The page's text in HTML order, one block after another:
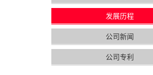
发展历程
公司新闻
公司专利